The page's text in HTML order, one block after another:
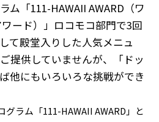
ム「111-HAWAII AWARD（ワ
ード）」ロコモコ部門で3回
て殿堂入りした人気メニュ
提供していませんが、「ドッ
他にもいろいろな挑戦ができ
ラム「111-HAWAII AWARD」と